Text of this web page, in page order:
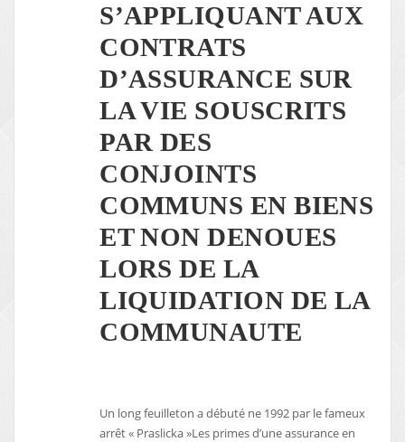
S’APPLIQUANT AUX
CONTRATS
D’ASSURANCE SUR
LA VIE SOUSCRITS
PAR DES
CONJOINTS
COMMUNS EN BIENS
ET NON DENOUES
LORS DE LA
LIQUIDATION DE LA
COMMUNAUTE
Un long feuilleton a débuté ne 1992 par le fameux
arrêt « Praslicka »Les primes d’une assurance en